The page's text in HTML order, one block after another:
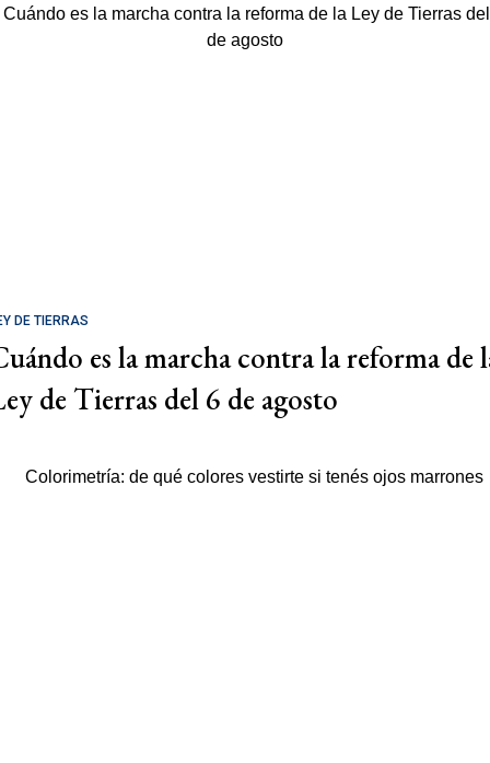
DE TIERRAS
es la marcha contra la reforma de
de Tierras del 6 de agosto